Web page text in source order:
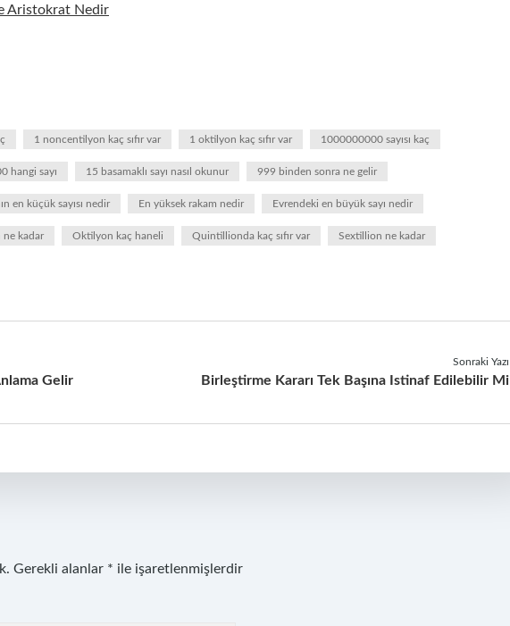
Aristokrat Nedir
1 noncentilyon kaç sıfır var 1 oktilyon kaç sıfır var 1000000000 sayısı kaç
hangi sayı 15 basamaklı sayı nasıl okunur 999 binden sonra ne gelir
en küçük sayısı nedir En yüksek rakam nedir Evrendeki en büyük sayı nedir
ne kadar Oktilyon kaç haneli Quintillionda kaç sıfır var Sextillion ne kadar
Gelir
Sonraki Yazı
Birleştirme Kararı Tek Başına Istinaf Edilebilir Mi
Gerekli alanlar * ile işaretlenmişlerdir